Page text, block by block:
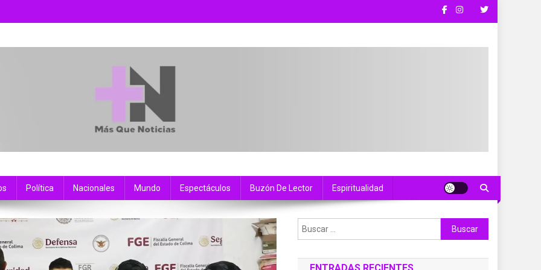
Política Nacionales Mundo Espectáculos Buzón De Lector Espiritualidad
Buscar: